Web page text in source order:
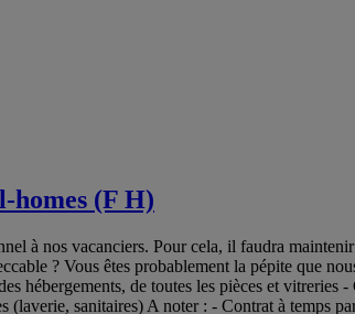
homes (F H)
à nos vacanciers. Pour cela, il faudra
? Vous êtes probablement la pépite que
hébergements, de toutes les pièces et
(laverie, sanitaires) A noter : - Contrat à temps